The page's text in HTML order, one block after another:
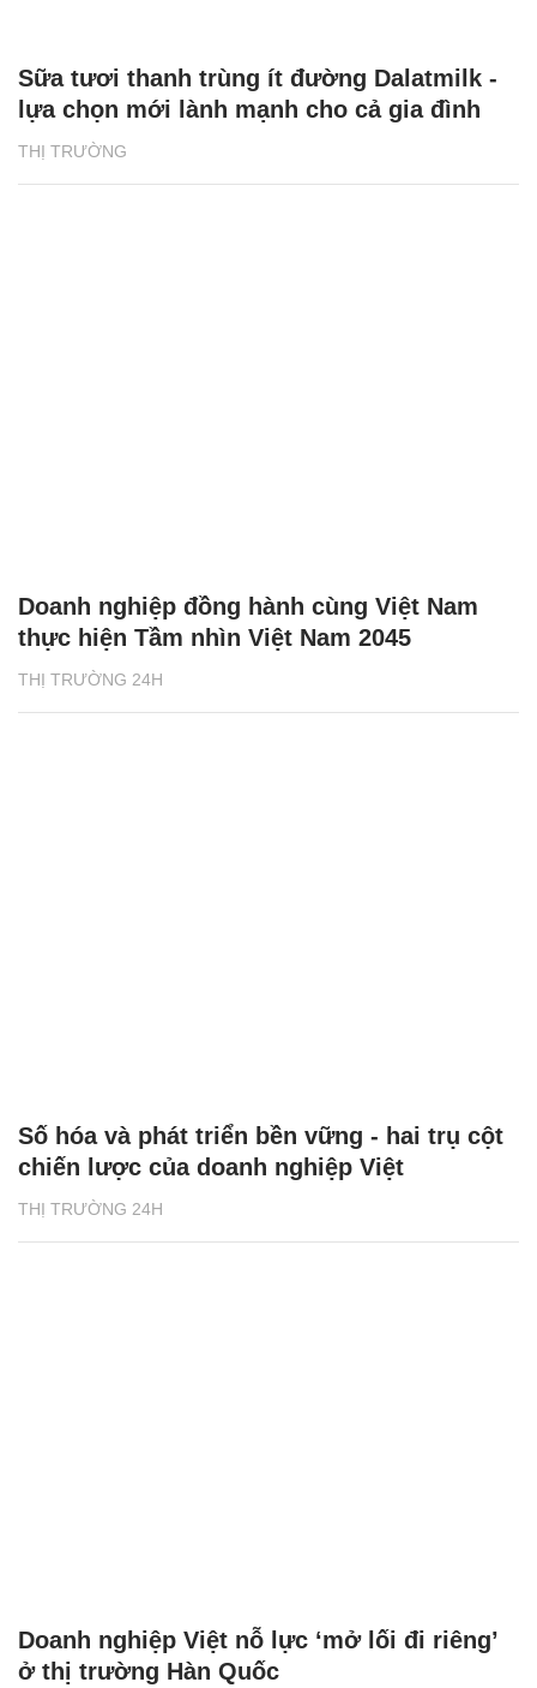
THỊ TRƯỜNG
Sữa tươi thanh trùng ít đường Dalatmilk -
lựa chọn mới lành mạnh cho cả gia đình
THỊ TRƯỜNG 24H
Doanh nghiệp đồng hành cùng Việt Nam
thực hiện Tầm nhìn Việt Nam 2045
THỊ TRƯỜNG 24H
Số hóa và phát triển bền vững - hai trụ cột
chiến lược của doanh nghiệp Việt
Doanh nghiệp Việt nỗ lực ‘mở lối đi riêng’
ở thị trường Hàn Quốc